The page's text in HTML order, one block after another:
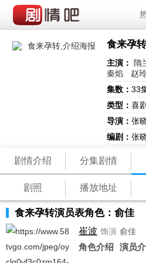
食来孕
主演： 隋
秦焰
赵
集数：33
类型：喜
导演：张
编剧：张
剧情介绍 分集剧情
剧照 播放地址
食来孕转演员表角色：俞佳
崔波 饰演 俞佳
角色介绍 演员